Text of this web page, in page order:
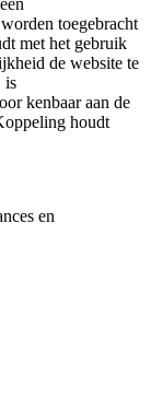
toegebracht
met het gebruik
de website te
is
kenbaar aan de
houdt
en